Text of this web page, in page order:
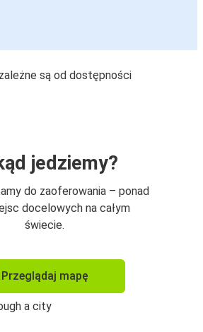
są od dostępności
jedziemy?
do zaoferowania – ponad
docelowych na całym
świecie.
Przeglądaj mapę